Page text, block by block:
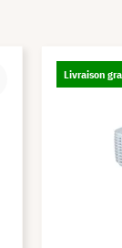
Livraison